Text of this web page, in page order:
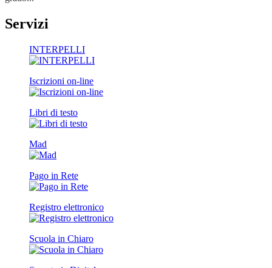
Servizi
INTERPELLI
Iscrizioni on-line
Libri di testo
Mad
Pago in Rete
Registro elettronico
Scuola in Chiaro